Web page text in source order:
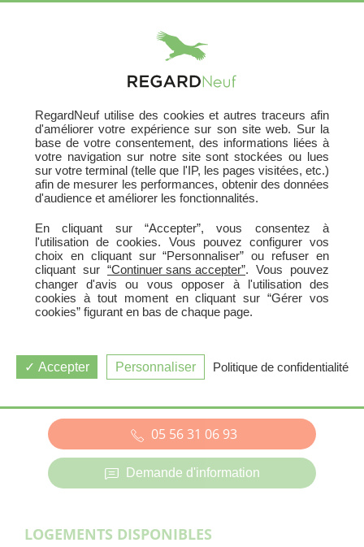
PICTY
CENON (33)
05 56 31 06 93
Demande d'information
LOGEMENTS DISPONIBLES
RegardNeuf utilise des cookies et autres traceurs afin
d'améliorer votre expérience sur son site web. Sur la
base de votre consentement, des informations liées à
votre navigation sur notre site sont stockées ou lues
sur votre terminal (telle que l'IP, les pages visitées, etc.)
afin de mesurer les performances, obtenir des données
d'audience et améliorer les fonctionnalités.
En cliquant sur “Accepter”, vous consentez à
l'utilisation de cookies. Vous pouvez configurer vos
choix en cliquant sur “Personnaliser” ou refuser en
cliquant sur “Continuer sans accepter”. Vous pouvez
changer d'avis ou vous opposer à l'utilisation des
cookies à tout moment en cliquant sur “Gérer vos
cookies” figurant en bas de chaque page.
Accepter Personnaliser Politique de confidentialité